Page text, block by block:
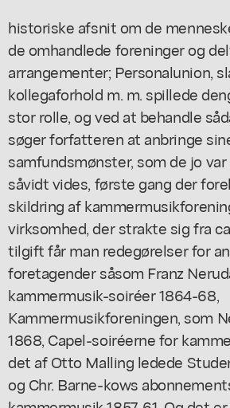
historiske afsnit om de
de omhandlede foreninger og
arrangementer; Personalunion,
kollegaforhold m. m. spillede
stor rolle, og ved at behandle
søger forfatteren at anbringe
samfundsmønster, som de jo var
såvidt vides, første gang der
skildring af
virksomhed, der strakte sig fra
tilgift får man redegørelser for
foretagender såsom Franz
kammermusik-soiréer 1864-68,
Kammermusikforeningen, som
1868, Capel-soiréerne for
det af Otto Malling ledede
og Chr. Barne-kows